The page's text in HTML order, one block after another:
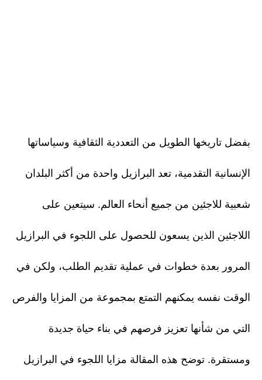
بفضل تاريخها الطويل من التعددية الثقافية وسياساتها
الإنسانية التقدمية، تعد البرازيل واحدة من أكثر البلدان
شعبية للاجئين من جميع أنحاء العالم. سيتعين على
اللاجئين الذين يسعون للحصول على اللجوء في البرازيل
المرور بعدة خطوات في عملية تقديم الطلب، ولكن في
الوقت نفسه يمكنهم التمتع بمجموعة من المزايا والفرص
التي من شأنها تعزيز فرصهم في بناء حياة جديدة
ومستقرة. توضح هذه المقالة مزايا اللجوء في البرازيل